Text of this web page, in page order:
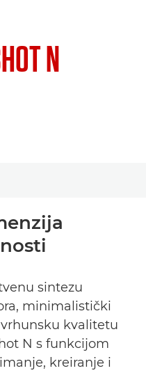
N
sintezu
minimalistički
kvalitetu
N s funkcijom
kreiranje i